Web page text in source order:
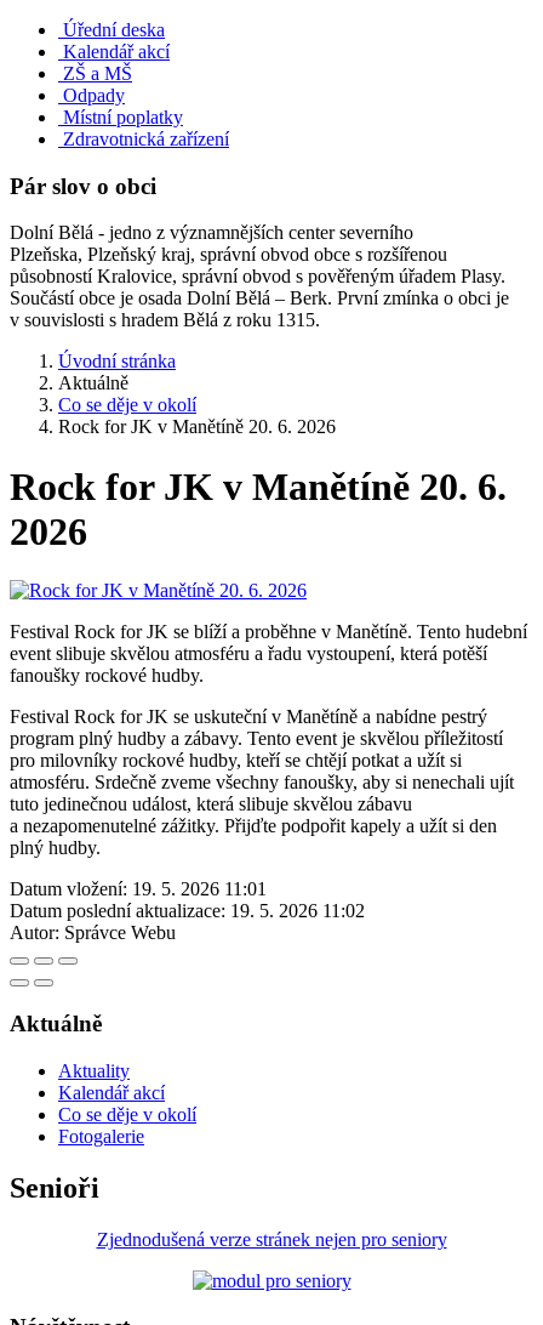
Úřední deska
Kalendář akcí
ZŠ a MŠ
Odpady
Místní poplatky
Zdravotnická zařízení
Pár slov o obci
Dolní Bělá - jedno z významnějších center severního
Plzeňska, Plzeňský kraj, správní obvod obce s rozšířenou
působností Kralovice, správní obvod s pověřeným úřadem Plasy.
Součástí obce je osada Dolní Bělá – Berk. První zmínka o obci je
v souvislosti s hradem Bělá z roku 1315.
Úvodní stránka
Aktuálně
Co se děje v okolí
Rock for JK v Manětíně 20. 6. 2026
Rock for JK v Manětíně 20. 6.
2026
Festival Rock for JK se blíží a proběhne v Manětíně. Tento hudební
event slibuje skvělou atmosféru a řadu vystoupení, která potěší
fanoušky rockové hudby.
Festival Rock for JK se uskuteční v Manětíně a nabídne pestrý
program plný hudby a zábavy. Tento event je skvělou příležitostí
pro milovníky rockové hudby, kteří se chtějí potkat a užít si
atmosféru. Srdečně zveme všechny fanoušky, aby si nenechali ujít
tuto jedinečnou událost, která slibuje skvělou zábavu
a nezapomenutelné zážitky. Přijďte podpořit kapely a užít si den
plný hudby.
Datum vložení: 19. 5. 2026 11:01
Datum poslední aktualizace: 19. 5. 2026 11:02
Autor: Správce Webu
Aktuálně
Aktuality
Kalendář akcí
Co se děje v okolí
Fotogalerie
Senioři
Zjednodušená verze stránek nejen pro seniory